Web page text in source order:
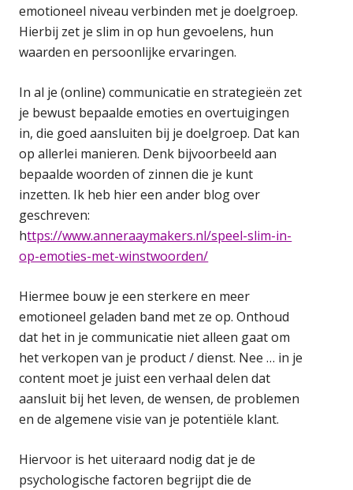
emotioneel niveau verbinden met je doelgroep.
Hierbij zet je slim in op hun gevoelens, hun
waarden en persoonlijke ervaringen.
In al je (online) communicatie en strategieën zet
je bewust bepaalde emoties en overtuigingen
in, die goed aansluiten bij je doelgroep. Dat kan
op allerlei manieren. Denk bijvoorbeeld aan
bepaalde woorden of zinnen die je kunt
inzetten. Ik heb hier een ander blog over
geschreven:
https://www.anneraaymakers.nl/speel-slim-in-
op-emoties-met-winstwoorden/
Hiermee bouw je een sterkere en meer
emotioneel geladen band met ze op. Onthoud
dat het in je communicatie niet alleen gaat om
het verkopen van je product / dienst. Nee … in je
content moet je juist een verhaal delen dat
aansluit bij het leven, de wensen, de problemen
en de algemene visie van je potentiële klant.
Hiervoor is het uiteraard nodig dat je de
psychologische factoren begrijpt die de